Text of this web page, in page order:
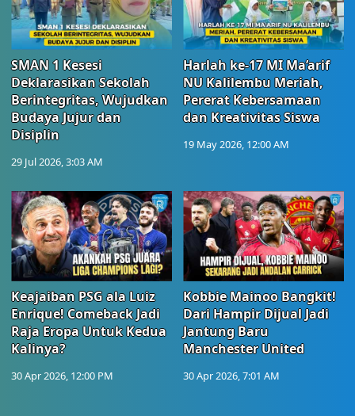
SMAN 1 Kesesi
Deklarasikan Sekolah
Berintegritas, Wujudkan
Budaya Jujur dan
Disiplin
29 Jul 2026, 3:03 AM
Harlah ke-17 MI Ma’arif
NU Kalilembu Meriah,
Pererat Kebersamaan
dan Kreativitas Siswa
19 May 2026, 12:00 AM
Keajaiban PSG ala Luiz
Enrique! Comeback Jadi
Raja Eropa Untuk Kedua
Kalinya?
30 Apr 2026, 12:00 PM
Kobbie Mainoo Bangkit!
Dari Hampir Dijual Jadi
Jantung Baru
Manchester United
30 Apr 2026, 7:01 AM